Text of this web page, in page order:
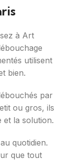
à Art
utilisent
bien.
par
ou gros, ils
et la solution.
quotidien.
que tout